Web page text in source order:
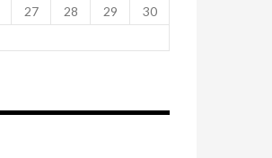
27 28 29
30